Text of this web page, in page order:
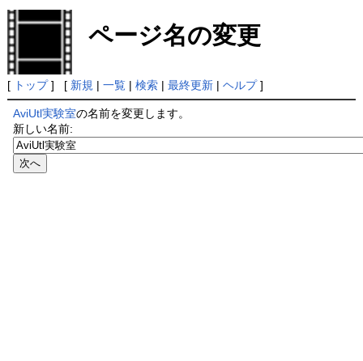
ページ名の変更
[ トップ] [ 新規 | 一覧| 検索| 最終更新| ヘルプ]
AviUtl実験室の名前を変更します。
新しい名前: